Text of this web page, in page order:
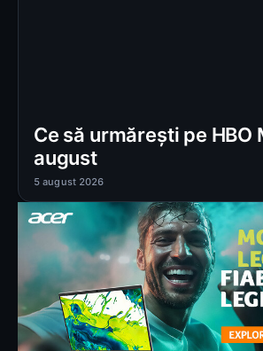
Ce să urmărești pe HBO
august
5 august 2026